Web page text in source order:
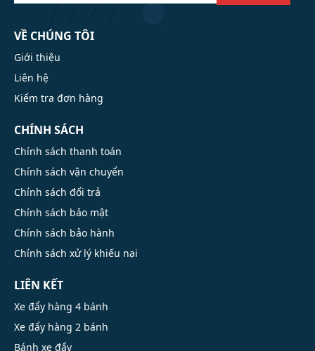
VỀ CHÚNG TÔI
Giới thiệu
Liên hệ
Kiểm tra đơn hàng
CHÍNH SÁCH
Chính sách thanh toán
Chính sách vận chuyển
Chính sách đổi trả
Chính sách bảo mật
Chính sách bảo hành
Chính sách xử lý khiếu nại
LIÊN KẾT
Xe đẩy hàng 4 bánh
Xe đẩy hàng 2 bánh
Bánh xe đẩy